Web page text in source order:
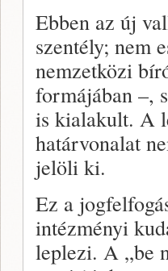
Ebben az új
szentély; nem
nemzetközi
formájában –,
is kialakult. A
határvonalat
jelöli ki.
Ez a
intézményi
leplezi. A „be